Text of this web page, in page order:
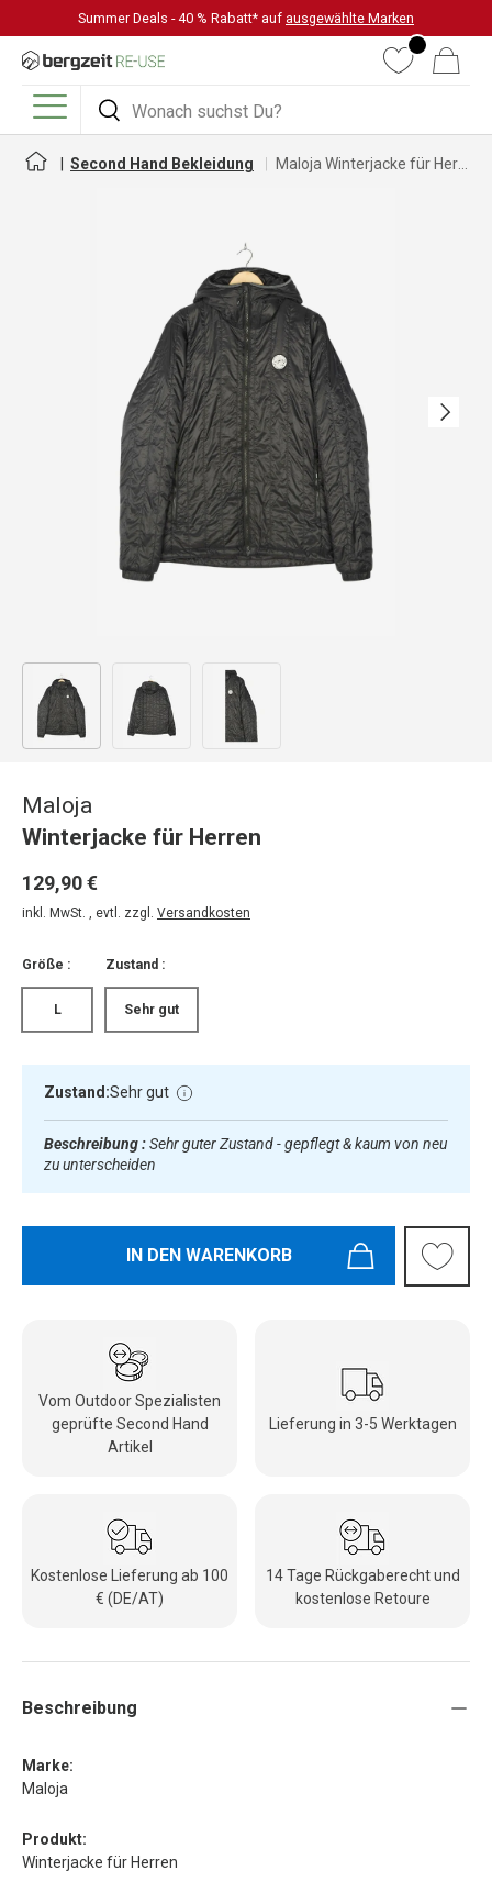
DIREKT ZUM INHALT
Summer Deals - 40 % Rabatt* auf ausgewählte Marken
Suchen
Suchen
WunschlisteWarenkorb
Menü
Second Hand Bekleidung
Nächste
Bild 1 in Galerieansicht laden
Maloja
Winterjacke für Herren
129,90 €
inkl. MwSt. , evtl. zzgl. Versandkosten
Größe :
L
Zustand :
Sehr gut
Zustand:Sehr gut
Beschreibung :Sehr guter Zustand - gepflegt & kaum von neu
zu unterscheiden
IN DEN WARENKORB
Vom Outdoor Spezialisten
geprüfte Second Hand
Artikel
Lieferung in 3-5 Werktagen
Kostenlose Lieferung ab 100
€ (DE/AT)
14 Tage Rückgaberecht und
kostenlose Retoure
Beschreibung
Marke:
Maloja
Produkt:
Winterjacke für Herren